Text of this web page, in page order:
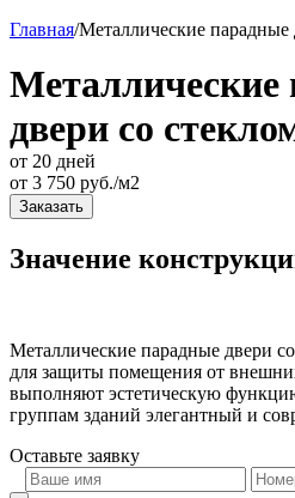
Главная/Металлические парадные
Металлические
двери со
от 20 дней
от 3 750 руб./м2
Заказать
Значение
Металлические парадные двери
для защиты помещения от
выполняют эстетическую
группам зданий элегантный и
Оставьте заявку